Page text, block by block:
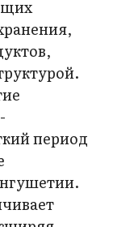
период